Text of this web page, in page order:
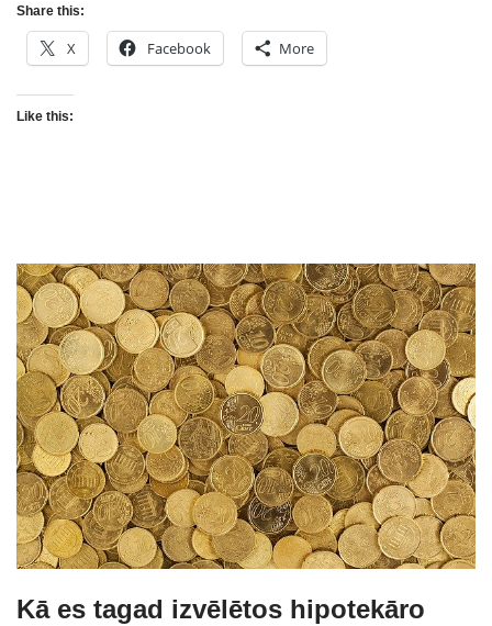
Share this:
X Facebook More
Like this:
Kā es tagad izvēlētos hipotekāro